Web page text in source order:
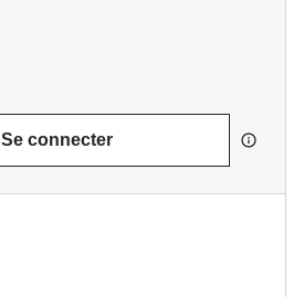
Se connecter